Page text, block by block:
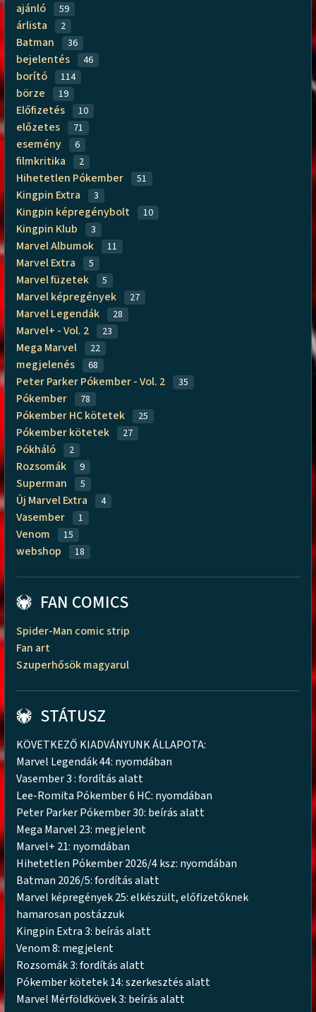
ajánló 59
árlista 2
Batman 36
bejelentés 46
borító 114
börze 19
Előfizetés 10
előzetes 71
esemény 6
filmkritika 2
Hihetetlen Pókember 51
Kingpin Extra 3
Kingpin képregénybolt 10
Kingpin Klub 3
Marvel Albumok 11
Marvel Extra 5
Marvel füzetek 5
Marvel képregények 27
Marvel Legendák 28
Marvel+ - Vol. 2 23
Mega Marvel 22
megjelenés 68
Peter Parker Pókember - Vol. 2 35
Pókember 78
Pókember HC kötetek 25
Pókember kötetek 27
Pókháló 2
Rozsomák 9
Superman 5
Új Marvel Extra 4
Vasember 1
Venom 15
webshop 18
FAN COMICS
Spider-Man comic strip
Fan art
Szuperhősök magyarul
STÁTUSZ
KÖVETKEZŐ KIADVÁNYUNK ÁLLAPOTA:
Marvel Legendák 44: nyomdában
Vasember 3 : fordítás alatt
Lee-Romita Pókember 6 HC: nyomdában
Peter Parker Pókember 30: beírás alatt
Mega Marvel 23: megjelent
Marvel+ 21: nyomdában
Hihetetlen Pókember 2026/4 ksz: nyomdában
Batman 2026/5: fordítás alatt
Marvel képregények 25: elkészült, előfizetőknek
hamarosan postázzuk
Kingpin Extra 3: beírás alatt
Venom 8: megjelent
Rozsomák 3: fordítás alatt
Pókember kötetek 14: szerkesztés alatt
Marvel Mérföldkövek 3: beírás alatt